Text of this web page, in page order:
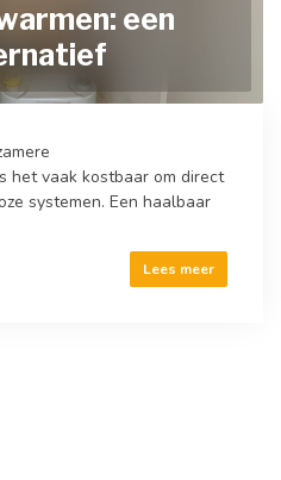
een
het vaak kostbaar om direct
systemen. Een haalbaar
Lees meer